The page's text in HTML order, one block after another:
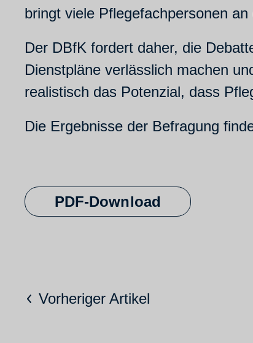
bringt viele Pflegefachpersonen
Der DBfK fordert daher, die
Dienstpläne verlässlich machen
realistisch das Potenzial, dass
Die Ergebnisse der Befragung
PDF-Download
Vorheriger Artikel